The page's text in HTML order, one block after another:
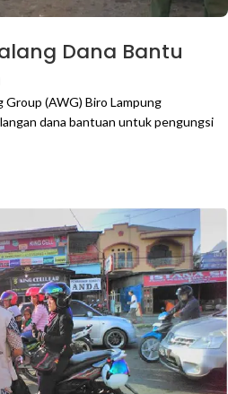
Dana Bantu
(AWG) Biro Lampung
dana bantuan untuk pengungsi